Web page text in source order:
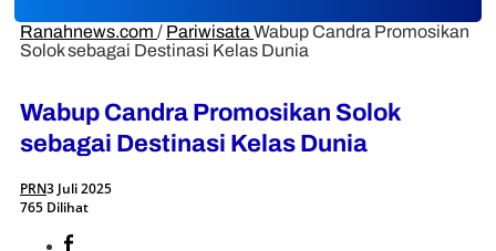
Ranahnews.com / Pariwisata Wabup Candra Promosikan
Solok sebagai Destinasi Kelas Dunia
Wabup Candra Promosikan Solok
sebagai Destinasi Kelas Dunia
PRN3 Juli 2025
765 Dilihat